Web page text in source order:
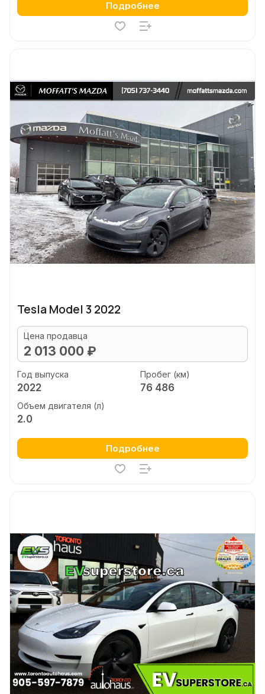
Подробнее
Tesla Model 3 2022
Цена продавца
2 013 000 ₽
Год выпуска
2022
Пробег (км)
76 486
Объем двигателя (л)
2.0
Подробнее